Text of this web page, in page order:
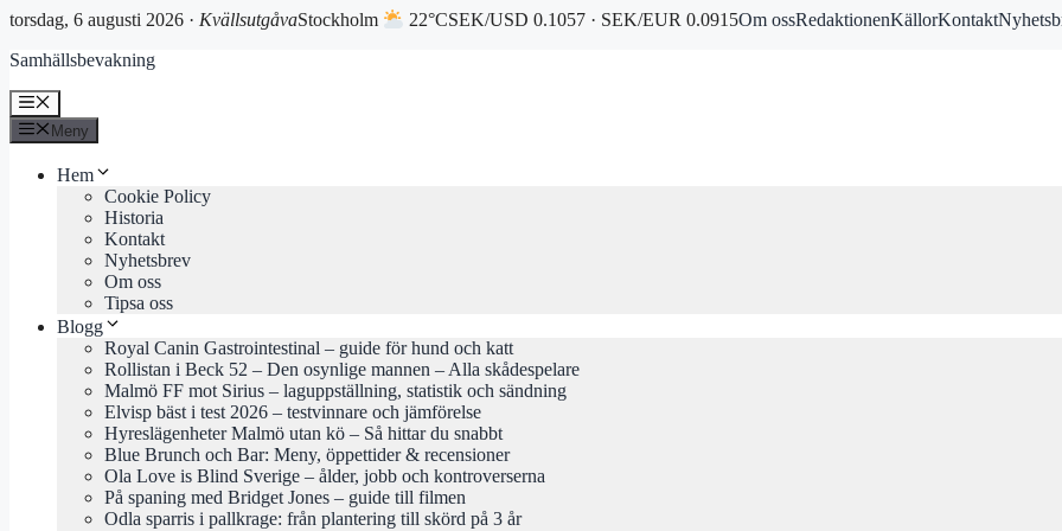
torsdag, 6 augusti 2026 · KvällsutgåvaStockholm 22°CSEK/USD 0.1057 · SEK/EUR 0.0915Om ossRedaktionenKällorKontakt
till
Samhällsbevakning
Meny
Meny
Hem
Cookie Policy
Historia
Kontakt
Nyhetsbrev
Om oss
Tipsa oss
Blogg
Royal Canin Gastrointestinal – guide för hund och katt
Rollistan i Beck 52 – Den osynlige mannen – Alla skådespelare
Malmö FF mot Sirius – laguppställning, statistik och sändning
Elvisp bäst i test 2026 – testvinnare och jämförelse
Hyreslägenheter Malmö utan kö – Så hittar du snabbt
Blue Brunch och Bar: Meny, öppettider & recensioner
Ola Love is Blind Sverige – ålder, jobb och kontroverserna
På spaning med Bridget Jones – guide till filmen
Odla sparris i pallkrage: från plantering till skörd på 3 år